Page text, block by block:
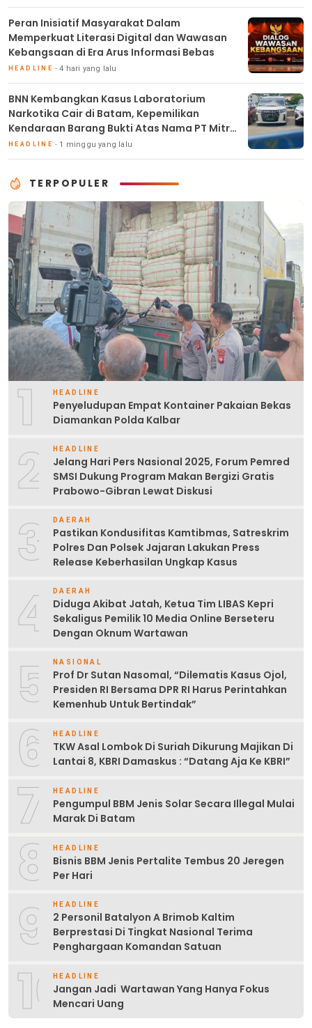
Peran Inisiatif Masyarakat Dalam
Memperkuat Literasi Digital dan Wawasan
Kebangsaan di Era Arus Informasi Bebas
HEADLINE 4 hari yang lalu
BNN Kembangkan Kasus Laboratorium
Narkotika Cair di Batam, Kepemilikan
Kendaraan Barang Bukti Atas Nama PT Mitra
Usaha Properti
HEADLINE 1 minggu yang lalu
TERPOPULER
1 HEADLINE
Penyeludupan Empat Kontainer Pakaian Bekas
Diamankan Polda Kalbar
2 HEADLINE
Jelang Hari Pers Nasional 2025, Forum Pemred
SMSI Dukung Program Makan Bergizi Gratis
Prabowo-Gibran Lewat Diskusi
3 DAERAH
Pastikan Kondusifitas Kamtibmas, Satreskrim
Polres Dan Polsek Jajaran Lakukan Press
Release Keberhasilan Ungkap Kasus
4 DAERAH
Diduga Akibat Jatah, Ketua Tim LIBAS Kepri
Sekaligus Pemilik 10 Media Online Berseteru
Dengan Oknum Wartawan
5 NASIONAL
Prof Dr Sutan Nasomal, “Dilematis Kasus Ojol,
Presiden RI Bersama DPR RI Harus Perintahkan
Kemenhub Untuk Bertindak”
6 HEADLINE
TKW Asal Lombok Di Suriah Dikurung Majikan Di
Lantai 8, KBRI Damaskus : “Datang Aja Ke KBRI”
7 HEADLINE
Pengumpul BBM Jenis Solar Secara Illegal Mulai
Marak Di Batam
8 HEADLINE
Bisnis BBM Jenis Pertalite Tembus 20 Jeregen
Per Hari
9 HEADLINE
2 Personil Batalyon A Brimob Kaltim
Berprestasi Di Tingkat Nasional Terima
Penghargaan Komandan Satuan
10HEADLINE
Jangan Jadi Wartawan Yang Hanya Fokus
Mencari Uang